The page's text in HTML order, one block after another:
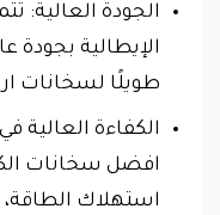
الجودة العالية:
الإيطالية بجودة
طويلًا لسخانات
الكفاءة
افضل سخانات
استهلاك